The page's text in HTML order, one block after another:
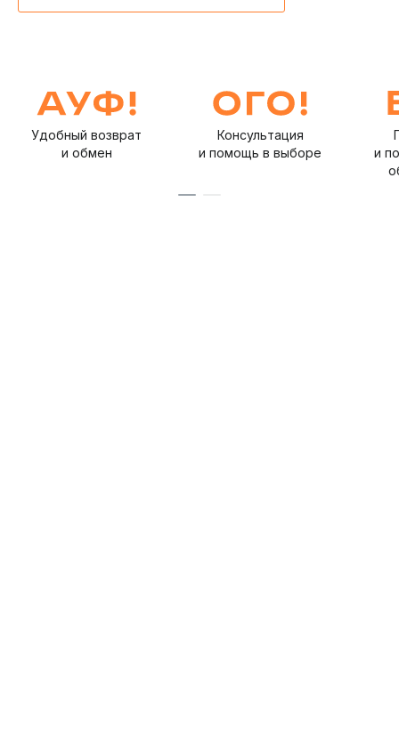
Удобный возврат
и обмен
Консультация
и помощь в выборе
и